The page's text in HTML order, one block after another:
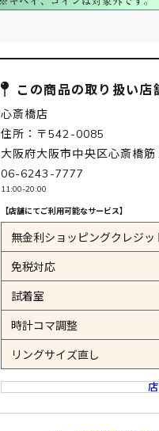
この商品の取り扱い店
心斎橋店
住所：〒542-0085
大阪府大阪市中央区心斎橋
06-6243-7777
11:00-20:00
【店舗にてご利用可能なサービス】
無金利ショッピングクレジッ
免税対応
試着室
時計コマ調整
リングサイズ直し